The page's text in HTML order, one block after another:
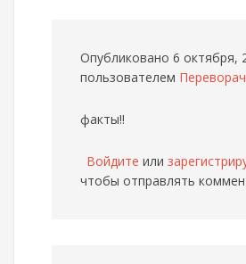
Опубликовано 6 октября,
пользователем
факты!!
Войдите или
чтобы отправлять